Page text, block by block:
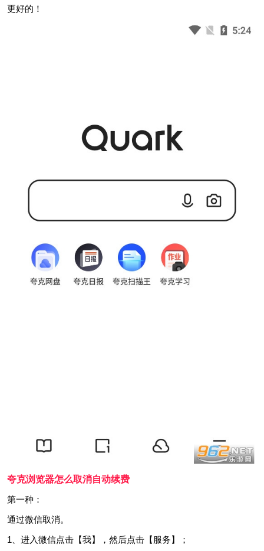
更好的！
夸克浏览器怎么取消自动续费
第一种：
通过微信取消。
1、进入微信点击【我】，然后点击【服务】；